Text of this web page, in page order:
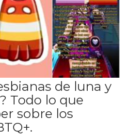
de luna y
Todo lo que
sobre los